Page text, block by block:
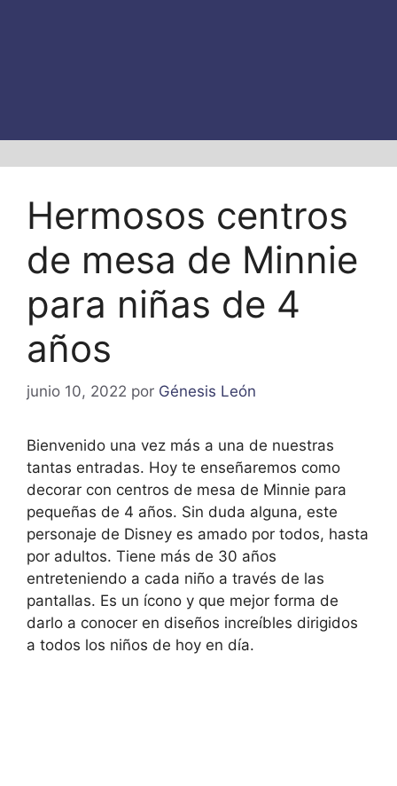
Hermosos centros
de mesa de Minnie
para niñas de 4
años
junio 10, 2022 por Génesis León
Bienvenido una vez más a una de nuestras
tantas entradas. Hoy te enseñaremos como
decorar con centros de mesa de Minnie para
pequeñas de 4 años. Sin duda alguna, este
personaje de Disney es amado por todos, hasta
por adultos. Tiene más de 30 años
entreteniendo a cada niño a través de las
pantallas. Es un ícono y que mejor forma de
darlo a conocer en diseños increíbles dirigidos
a todos los niños de hoy en día.